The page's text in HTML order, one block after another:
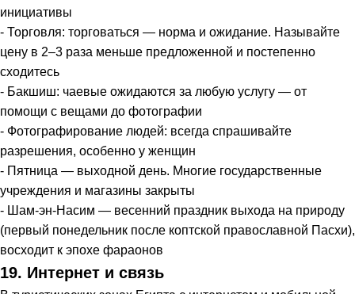
инициативы
- Торговля: торговаться — норма и ожидание. Называйте
цену в 2–3 раза меньше предложенной и постепенно
сходитесь
- Бакшиш: чаевые ожидаются за любую услугу — от
помощи с вещами до фотографии
- Фотографирование людей: всегда спрашивайте
разрешения, особенно у женщин
- Пятница — выходной день. Многие государственные
учреждения и магазины закрыты
- Шам-эн-Насим — весенний праздник выхода на природу
(первый понедельник после коптской православной Пасхи),
восходит к эпохе фараонов
19. Интернет и связь